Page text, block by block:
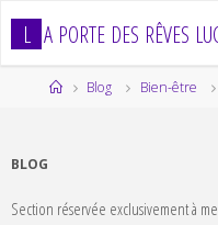
L A PORTE DES RÊVES LU
HomeBlog Bien-être
BLOG
Section réservée exclusivement à